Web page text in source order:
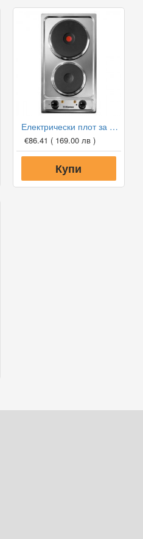
Електрически плот за вграждане Hansa BHEI301077
€86.41 ( 169.00 лв )
Купи